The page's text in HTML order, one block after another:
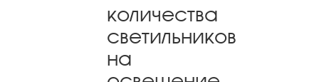
количества
светильников
на